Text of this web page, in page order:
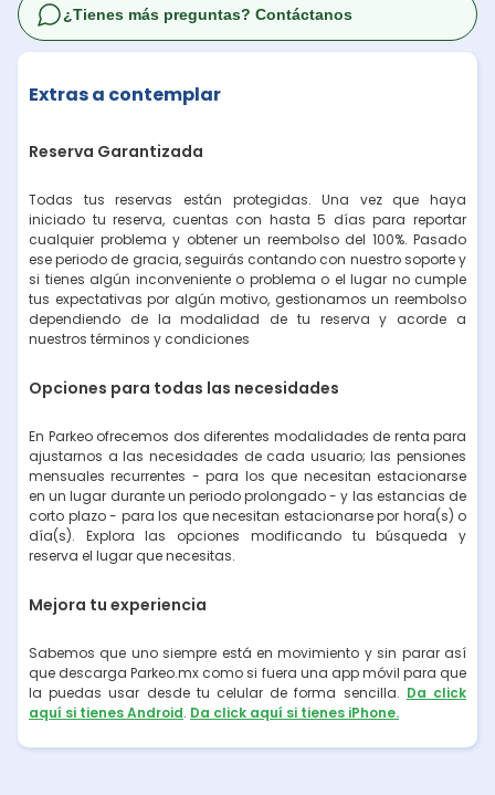
Extras a contemplar
Reserva Garantizada
Todas tus reservas están protegidas. Una vez que haya
iniciado tu reserva, cuentas con hasta 5 días para reportar
cualquier problema y obtener un reembolso del 100%. Pasado
ese periodo de gracia, seguirás contando con nuestro soporte y
si tienes algún inconveniente o problema o el lugar no cumple
tus expectativas por algún motivo, gestionamos un reembolso
dependiendo de la modalidad de tu reserva y acorde a
nuestros términos y condiciones
Opciones para todas las necesidades
En Parkeo ofrecemos dos diferentes modalidades de renta para
ajustarnos a las necesidades de cada usuario; las pensiones
mensuales recurrentes - para los que necesitan estacionarse
en un lugar durante un periodo prolongado - y las estancias de
corto plazo - para los que necesitan estacionarse por hora(s) o
día(s). Explora las opciones modificando tu búsqueda y
reserva el lugar que necesitas.
Mejora tu experiencia
Sabemos que uno siempre está en movimiento y sin parar así
que descarga Parkeo.mx como si fuera una app móvil para que
la puedas usar desde tu celular de forma sencilla. Da click
aquí si tienes Android. Da click aquí si tienes iPhone.
¿Tienes más preguntas? Contáctanos